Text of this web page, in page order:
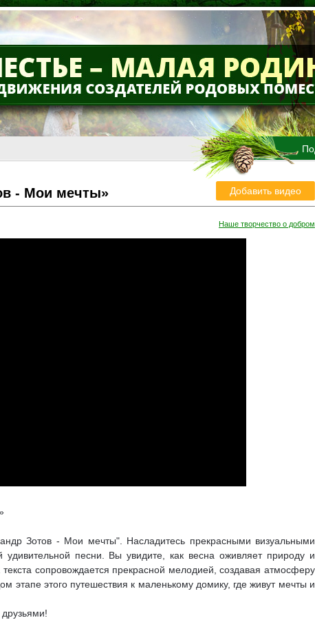
Добавить видео
- Мои мечты»
Наше творчество о добром
Зотов - Мои мечты". Насладитесь прекрасными визуальными
песни. Вы увидите, как весна оживляет природу и
сопровождается прекрасной мелодией, создавая атмосферу
этапе этого путешествия к маленькому домику, где живут мечты и